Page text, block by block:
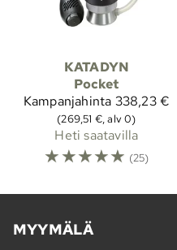
KATADYN
Pocket
Kampanjahinta 338,23 €
(269,51 €, alv 0)
Heti saatavilla
☆☆☆☆☆ (25)
MYYMÄLÄ